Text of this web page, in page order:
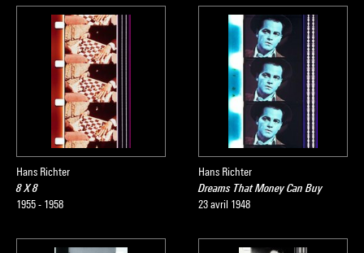
Hans Richter
8 X 8
1955 - 1958
Hans Richter
Dreams That Money Can Buy
23 avril 1948